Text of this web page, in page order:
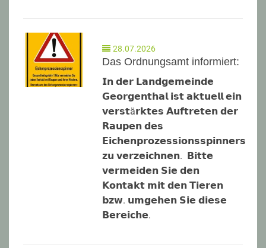
28.07.2026
Das Ordnungsamt informiert:
𝗜𝗻 𝗱𝗲𝗿 𝗟𝗮𝗻𝗱𝗴𝗲𝗺𝗲𝗶𝗻𝗱𝗲
𝗚𝗲𝗼𝗿𝗴𝗲𝗻𝘁𝗵𝗮𝗹 𝗶𝘀𝘁 𝗮𝗸𝘁𝘂𝗲𝗹𝗹 𝗲𝗶𝗻
𝘃𝗲𝗿𝘀𝘁ä𝗿𝗸𝘁𝗲𝘀 𝗔𝘂𝗳𝘁𝗿𝗲𝘁𝗲𝗻 𝗱𝗲𝗿
𝗥𝗮𝘂𝗽𝗲𝗻 𝗱𝗲𝘀
𝗘𝗶𝗰𝗵𝗲𝗻𝗽𝗿𝗼𝘇𝗲𝘀𝘀𝗶𝗼𝗻𝘀𝘀𝗽𝗶𝗻𝗻𝗲𝗿𝘀
𝘇𝘂 𝘃𝗲𝗿𝘇𝗲𝗶𝗰𝗵𝗻𝗲𝗻. 𝗕𝗶𝘁𝘁𝗲
𝘃𝗲𝗿𝗺𝗲𝗶𝗱𝗲𝗻 𝗦𝗶𝗲 𝗱𝗲𝗻
𝗞𝗼𝗻𝘁𝗮𝗸𝘁 𝗺𝗶𝘁 𝗱𝗲𝗻 𝗧𝗶𝗲𝗿𝗲𝗻
𝗯𝘇𝘄. 𝘂𝗺𝗴𝗲𝗵𝗲𝗻 𝗦𝗶𝗲 𝗱𝗶𝗲𝘀𝗲
𝗕𝗲𝗿𝗲𝗶𝗰𝗵𝗲.